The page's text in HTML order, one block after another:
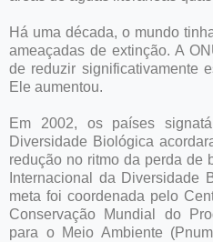
Há uma década, o mundo
ameaçadas de extinção. A
de reduzir significativamente
Ele aumentou.
Em 2002, os países
Diversidade Biológica
redução no ritmo da perda de
Internacional da Diversidade
meta foi coordenada pelo
Conservação Mundial do
para o Meio Ambiente